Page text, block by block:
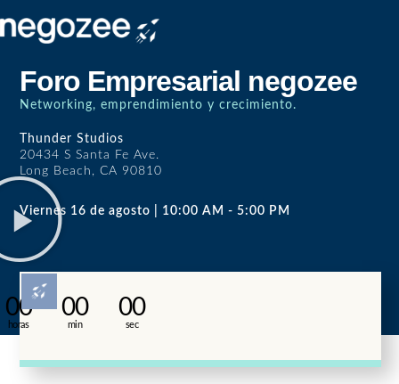
Foro Empresarial negozee
Networking, emprendimiento y crecimiento.
Thunder Studios
20434 S Santa Fe Ave.
Long Beach, CA 90810
Viernes 16 de agosto | 10:00 AM - 5:00 PM
00
horas
00
min
00
sec